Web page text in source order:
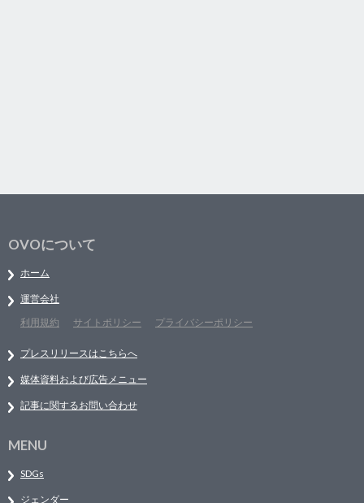
OVOについて
ホーム
運営会社
利用規約
サイトポリシー プライバシーポリシー
プレスリリースはこちらへ
媒体資料および広告メニュー
記事に関するお問い合わせ
MENU
SDGs
ジェンダー